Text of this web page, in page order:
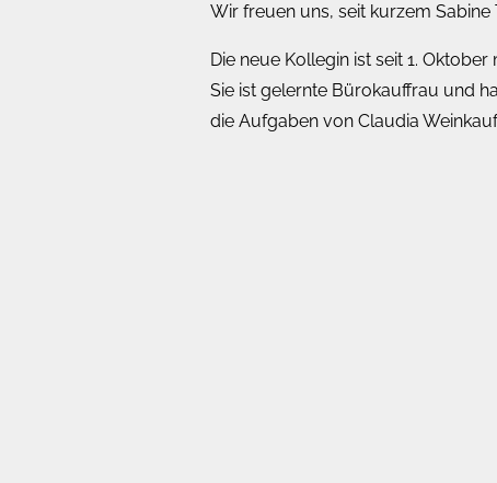
Wir freuen uns, seit kurzem
Die neue Kollegin ist seit 1.
Sie ist gelernte Bürokauffrau und
die Aufgaben von Claudia